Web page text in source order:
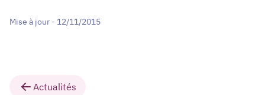
Mise à jour - 12/11/2015
Actualités